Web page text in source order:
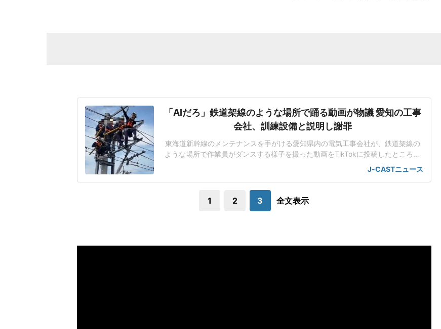
「AIだろ」鉄道架線のような場所で踊る動画が物議 愛知の工事
会社、訓練設備と説明し謝罪
東海道新幹線のメンテナンスを手がける愛知県内の電気工事会社が、鉄道架線の
ような場所で作業員がダンスする様子を撮った動画をTikTokに投稿したところ、
批判も相次ぐ騒ぎになった。動画は、翌日には非公開となり、同社は、その後、
経緯について公式サイトで説明した。社内の訓練設備で撮影したとしたが、「配
じゃない」と炎上状態にロックバンド
J-CASTニュース
1 2 3 全文表示